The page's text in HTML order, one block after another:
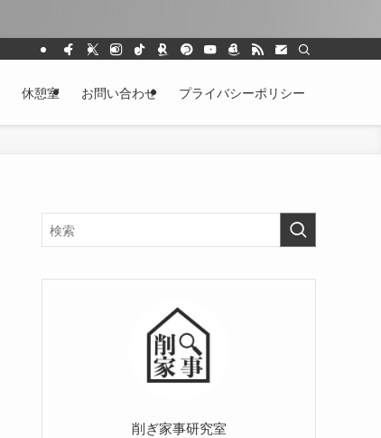
休憩室 お問い合わせ プライバシーポリシー
削ぎ家事研究室